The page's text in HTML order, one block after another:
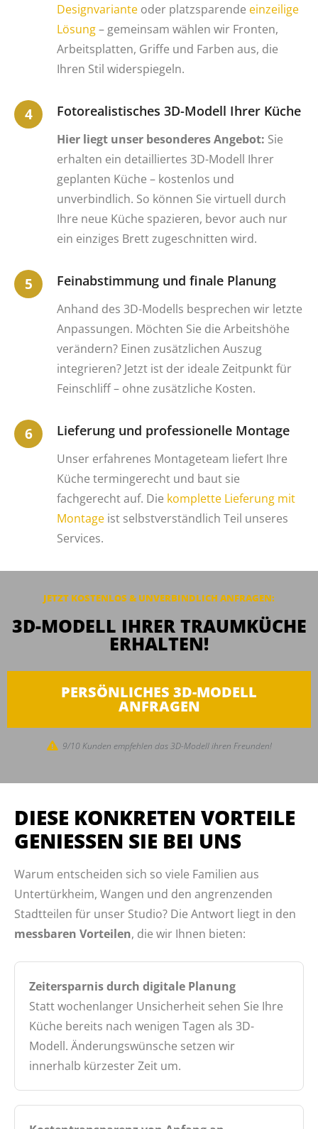
Designvariante oder platzsparende einzeilige
Lösung– gemeinsam wählen wir Fronten,
Arbeitsplatten, Griffe und Farben aus, die
Ihren Stil widerspiegeln.
Fotorealistisches 3D-Modell Ihrer Küche
Hier liegt unser besonderes Angebot: Sie
erhalten ein detailliertes 3D-Modell Ihrer
geplanten Küche – kostenlos und
unverbindlich. So können Sie virtuell durch
Ihre neue Küche spazieren, bevor auch nur
ein einziges Brett zugeschnitten wird.
Feinabstimmung und finale Planung
Anhand des 3D-Modells besprechen wir letzte
Anpassungen. Möchten Sie die Arbeitshöhe
verändern? Einen zusätzlichen Auszug
integrieren? Jetzt ist der ideale Zeitpunkt für
Feinschliff – ohne zusätzliche Kosten.
Lieferung und professionelle Montage
Unser erfahrenes Montageteam liefert Ihre
Küche termingerecht und baut sie
fachgerecht auf. Die komplette Lieferung mit
Montage ist selbstverständlich Teil unseres
Services.
JETZT KOSTENLOS & UNVERBINDLICH ANFRAGEN:
3D-MODELL IHRER TRAUMKÜCHE
ERHALTEN!
PERSÖNLICHES 3D-MODELL
ANFRAGEN
9/10 Kunden empfehlen das 3D-Modell ihren Freunden!
DIESE KONKRETEN VORTEILE
GENIESSEN SIE BEI UNS
Warum entscheiden sich so viele Familien aus
Untertürkheim, Wangen und den angrenzenden
Stadtteilen für unser Studio? Die Antwort liegt in den
messbaren Vorteilen, die wir Ihnen bieten:
Zeitersparnis durch digitale Planung
Statt wochenlanger Unsicherheit sehen Sie Ihre
Küche bereits nach wenigen Tagen als 3D-
Modell. Änderungswünsche setzen wir
innerhalb kürzester Zeit um.